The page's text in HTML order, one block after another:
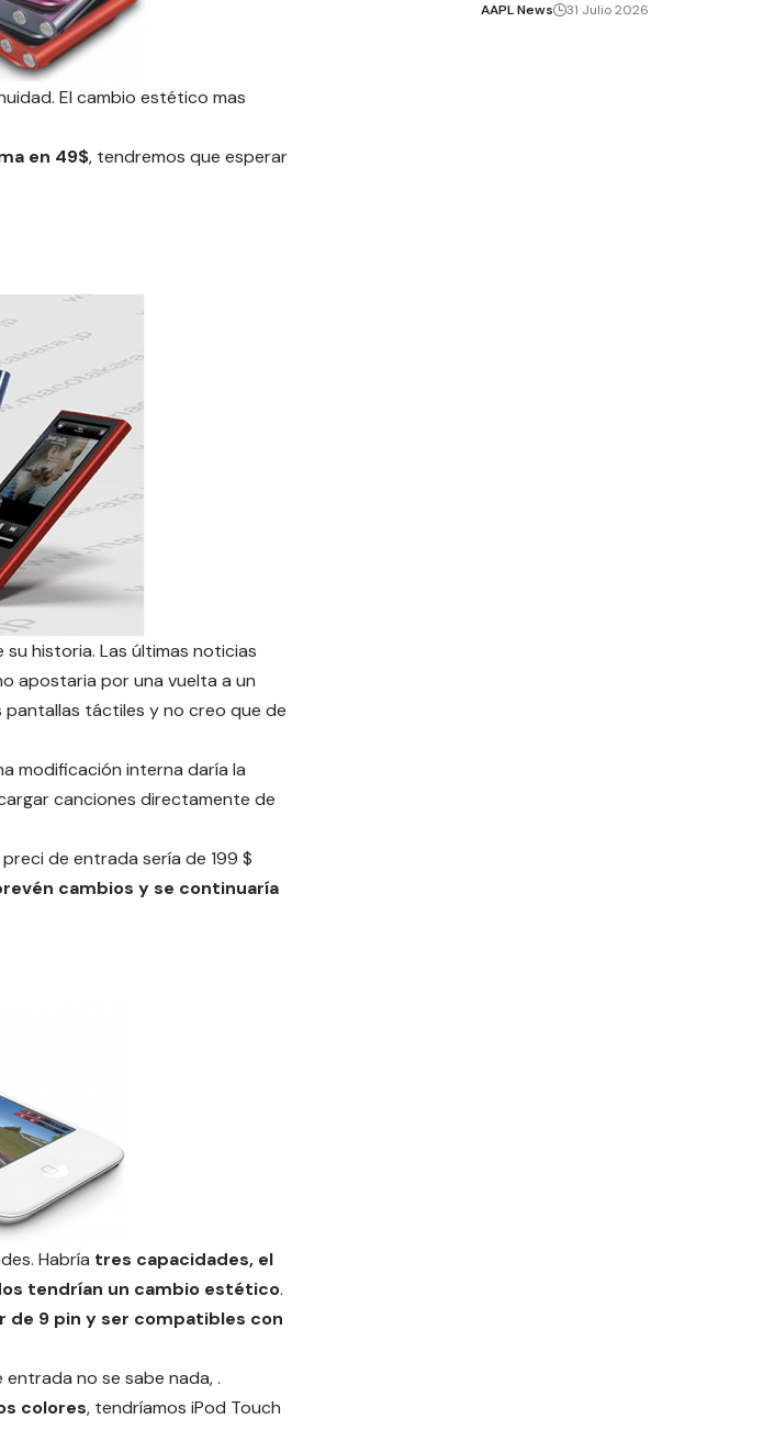
El cambio estético mas
en 49$, tendremos que esperar
historia. Las últimas noticias
apostaria por una vuelta a un
táctiles y no creo que de
modificación interna daría la
canciones directamente de
de entrada sería de 199 $
cambios y se continuaría
Habría tres capacidades, el
tendrían un cambio estético.
de 9 pin y ser compatibles con
no se sabe nada, .
colores, tendríamos iPod Touch
AAPL News 31 Julio 2026